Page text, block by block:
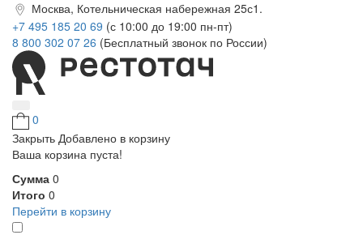
Москва, Котельническая набережная 25с1.
+7 495 185 20 69 (с 10:00 до 19:00 пн-пт)
8 800 302 07 26 (Бесплатный звонок по России)
0
Закрыть Добавлено в корзину
Ваша корзина пуста!
Сумма 0
Итого 0
Перейти в корзину